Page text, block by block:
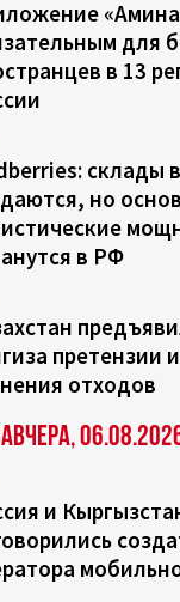
для
в 13
склады
но
в РФ
претензии
отходов
и